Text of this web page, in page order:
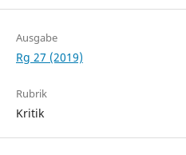
Ausgabe
Rg 27 (2019)
Rubrik
Kritik